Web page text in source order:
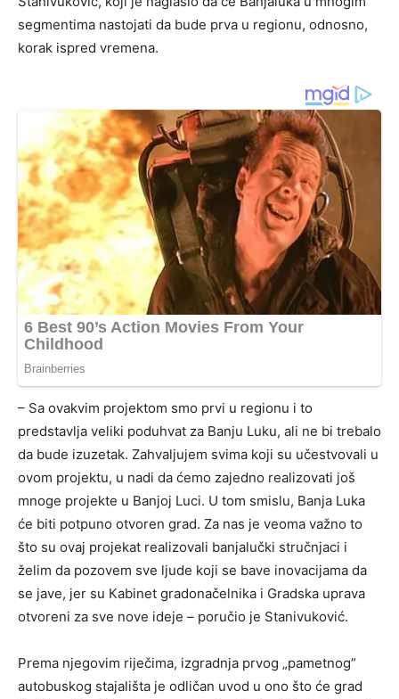
segmentima nastojati da bude prva u regionu, odnosno,
korak ispred vremena.
– Sa ovakvim projektom smo prvi u regionu i to
predstavlja veliki poduhvat za Banju Luku, ali ne bi trebalo
da bude izuzetak. Zahvaljujem svima koji su učestvovali u
ovom projektu, u nadi da ćemo zajedno realizovati još
mnoge projekte u Banjoj Luci. U tom smislu, Banja Luka
će biti potpuno otvoren grad. Za nas je veoma važno to
što su ovaj projekat realizovali banjalučki stručnjaci i
želim da pozovem sve ljude koji se bave inovacijama da
se jave, jer su Кabinet gradonačelnika i Gradska uprava
otvoreni za sve nove ideje – poručio je Stanivuković.
Prema njegovim riječima, izgradnja prvog „pametnog”
autobuskog stajališta je odličan uvod u ono što će grad